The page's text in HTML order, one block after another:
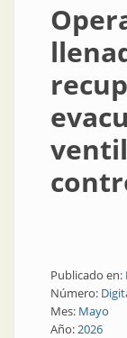
Publicado en:
Número:
Mes: Mayo
Año:2026